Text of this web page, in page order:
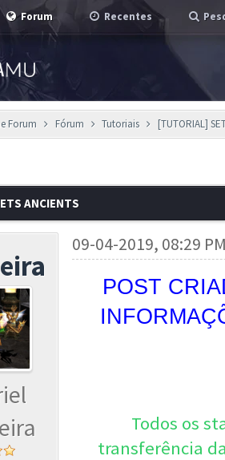
Forum Recentes
Forum Fórum Tutoriais [TUTORIAL]
ANCIENTS
09-04-2019, 08:29
POST
Todos os
transferência